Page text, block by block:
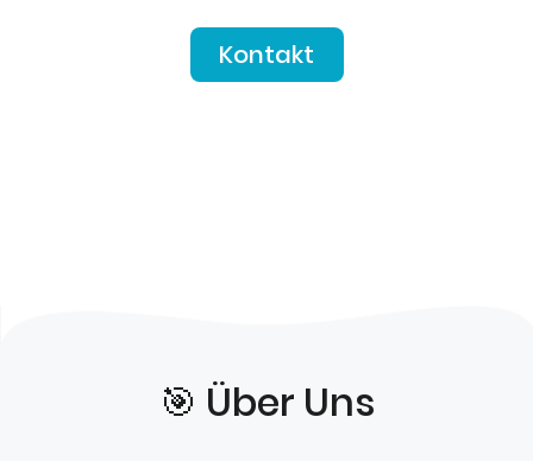
Kontakt
🎯️ Über Uns